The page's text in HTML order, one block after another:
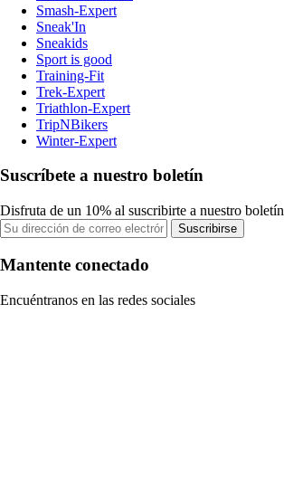
Smash-Expert
Sneak'In
Sneakids
Sport is good
Training-Fit
Trek-Expert
Triathlon-Expert
TripNBikers
Winter-Expert
Suscríbete a nuestro boletín
Disfruta de un 10% al suscribirte a nuestro boletín
Suscribirse
Mantente conectado
Encuéntranos en las redes sociales